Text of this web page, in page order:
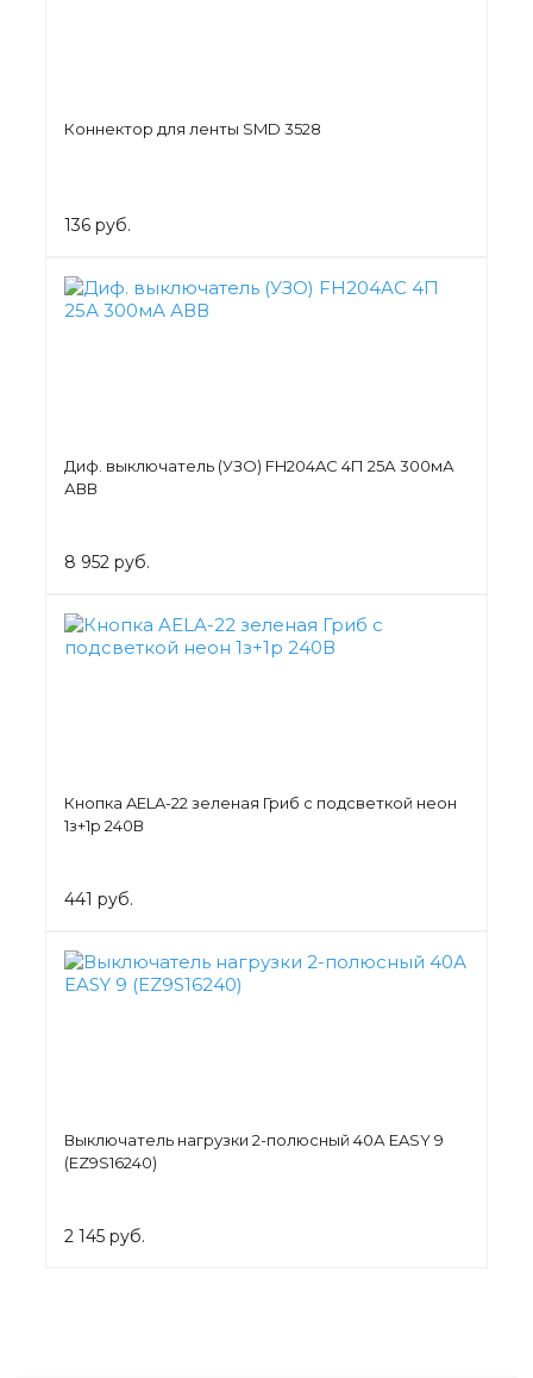
Коннектор для ленты SMD 3528
136 руб.
Диф. выключатель (УЗО) FH204AC 4П 25А 300мА
АВВ
8 952 руб.
Кнопка AELA-22 зеленая Гриб с подсветкой неон
1з+1р 240В
441 руб.
Выключатель нагрузки 2-полюсный 40А EASY 9
(EZ9S16240)
2 145 руб.